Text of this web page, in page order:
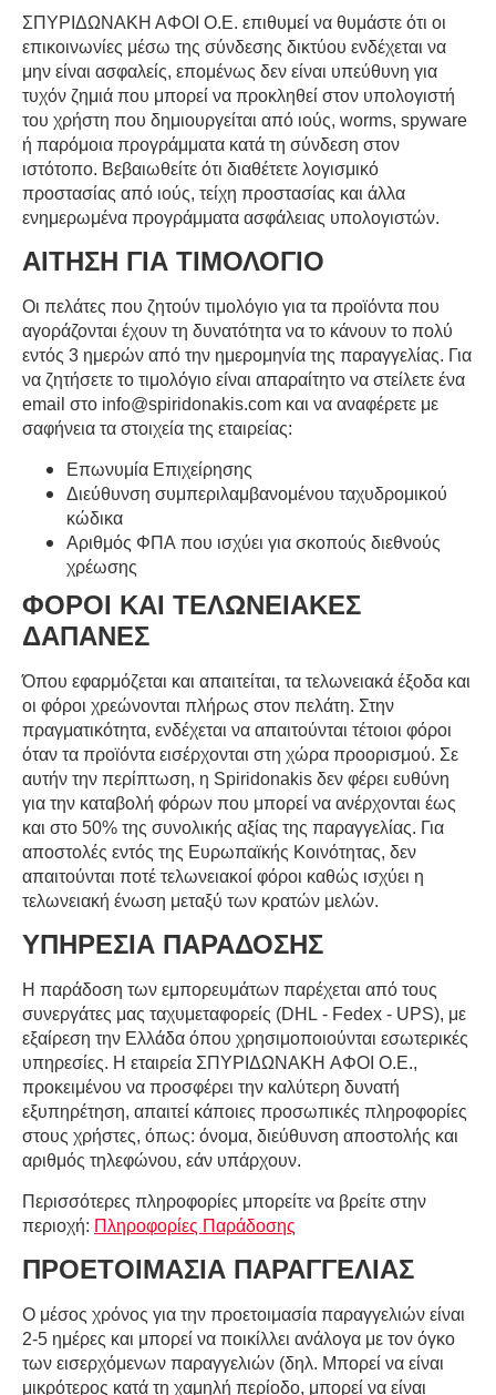
ΣΠΥΡΙΔΩΝΑΚΗ ΑΦΟΙ Ο.Ε. επιθυμεί να θυμάστε ότι οι
επικοινωνίες μέσω της σύνδεσης δικτύου ενδέχεται να
μην είναι ασφαλείς, επομένως δεν είναι υπεύθυνη για
τυχόν ζημιά που μπορεί να προκληθεί στον υπολογιστή
του χρήστη που δημιουργείται από ιούς, worms, spyware
ή παρόμοια προγράμματα κατά τη σύνδεση στον
ιστότοπο. Βεβαιωθείτε ότι διαθέτετε λογισμικό
προστασίας από ιούς, τείχη προστασίας και άλλα
ενημερωμένα προγράμματα ασφάλειας υπολογιστών.
ΑΙΤΗΣΗ ΓΙΑ ΤΙΜΟΛΟΓΙΟ
Οι πελάτες που ζητούν τιμολόγιο για τα προϊόντα που
αγοράζονται έχουν τη δυνατότητα να το κάνουν το πολύ
εντός 3 ημερών από την ημερομηνία της παραγγελίας. Για
να ζητήσετε το τιμολόγιο είναι απαραίτητο να στείλετε ένα
email στο info@spiridonakis.com και να αναφέρετε με
σαφήνεια τα στοιχεία της εταιρείας:
Επωνυμία Επιχείρησης
Διεύθυνση συμπεριλαμβανομένου ταχυδρομικού
κώδικα
Αριθμός ΦΠΑ που ισχύει για σκοπούς διεθνούς
χρέωσης
ΦΟΡΟΙ ΚΑΙ ΤΕΛΩΝΕΙΑΚΕΣ
ΔΑΠΑΝΕΣ
Όπου εφαρμόζεται και απαιτείται, τα τελωνειακά έξοδα και
οι φόροι χρεώνονται πλήρως στον πελάτη. Στην
πραγματικότητα, ενδέχεται να απαιτούνται τέτοιοι φόροι
όταν τα προϊόντα εισέρχονται στη χώρα προορισμού. Σε
αυτήν την περίπτωση, η Spiridonakis δεν φέρει ευθύνη
για την καταβολή φόρων που μπορεί να ανέρχονται έως
και στο 50% της συνολικής αξίας της παραγγελίας. Για
αποστολές εντός της Ευρωπαϊκής Κοινότητας, δεν
απαιτούνται ποτέ τελωνειακοί φόροι καθώς ισχύει η
τελωνειακή ένωση μεταξύ των κρατών μελών.
ΥΠΗΡΕΣΙΑ ΠΑΡΑΔΟΣΗΣ
Η παράδοση των εμπορευμάτων παρέχεται από τους
συνεργάτες μας ταχυμεταφορείς (DHL - Fedex - UPS), με
εξαίρεση την Ελλάδα όπου χρησιμοποιούνται εσωτερικές
υπηρεσίες. Η εταιρεία ΣΠΥΡΙΔΩΝΑΚΗ ΑΦΟΙ Ο.Ε.,
προκειμένου να προσφέρει την καλύτερη δυνατή
εξυπηρέτηση, απαιτεί κάποιες προσωπικές πληροφορίες
στους χρήστες, όπως: όνομα, διεύθυνση αποστολής και
αριθμός τηλεφώνου, εάν υπάρχουν.
Περισσότερες πληροφορίες μπορείτε να βρείτε στην
περιοχή: Πληροφορίες Παράδοσης
ΠΡΟΕΤΟΙΜΑΣΙΑ ΠΑΡΑΓΓΕΛΙΑΣ
Ο μέσος χρόνος για την προετοιμασία παραγγελιών είναι
2-5 ημέρες και μπορεί να ποικίλλει ανάλογα με τον όγκο
των εισερχόμενων παραγγελιών (δηλ. Μπορεί να είναι
μικρότερος κατά τη χαμηλή περίοδο, μπορεί να είναι